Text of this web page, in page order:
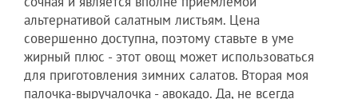
альтернативой салатным листьям. Цена
совершенно доступна, поэтому ставьте в уме
жирный плюс - этот овощ может использоваться
для приготовления зимних салатов. Вторая моя
палочка-выручалочка - авокадо. Да, не всегда